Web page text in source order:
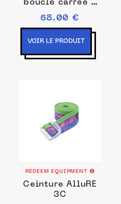
boucle carrée -
2046
68.00 €
VOIR LE PRODUIT
REDEEM EQUIPMENT
Ceinture AlluRE
3C